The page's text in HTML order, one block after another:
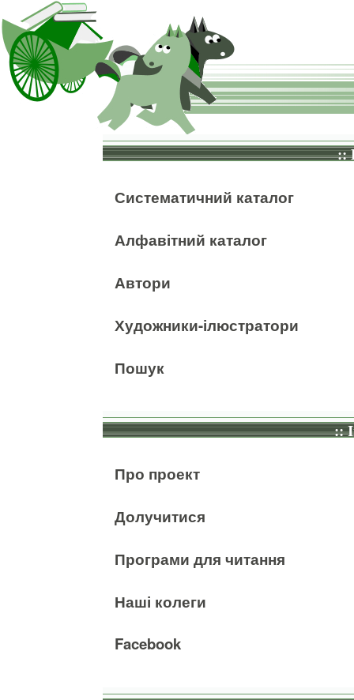
::
Систематичний каталог
Алфавітний каталог
Автори
Художники-ілюстратори
Пошук
::
Про проект
Долучитися
Програми для читання
Наші колеги
Facebook